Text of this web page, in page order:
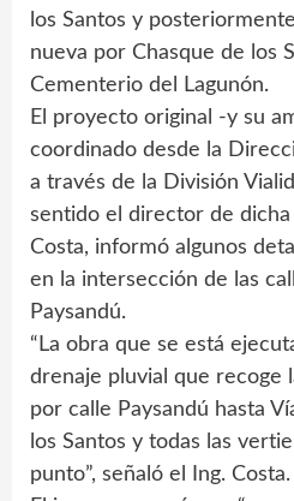
los Santos y
nueva por Chasque de los
Cementerio del Lagunón.
El proyecto original -y su
coordinado desde la
a través de la División
sentido el director de
Costa, informó algunos
en la intersección de las
Paysandú.
“La obra que se está
drenaje pluvial que recoge
por calle Paysandú hasta
los Santos y todas las
punto”, señaló el Ing. Costa.